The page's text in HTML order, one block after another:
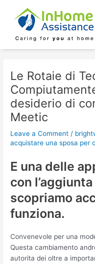
content
Le Rotaie di
desiderio di
Meetic
Leave a Comment /
acquistare una sposa per
E una delle
con
scopriamo
funziona.
Convenevole per una
Questa cambiamento
autorita dei oltre a
navigation